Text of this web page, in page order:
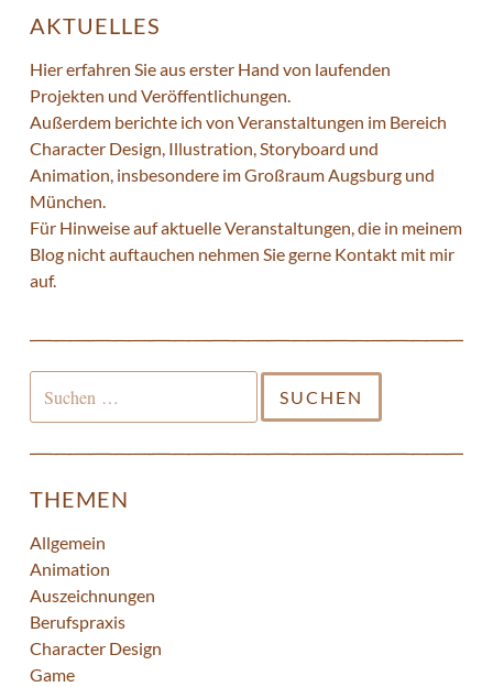
AKTUELLES
Hier erfahren Sie aus erster Hand von laufenden
Projekten und Veröffentlichungen.
Außerdem berichte ich von Veranstaltungen im Bereich
Character Design, Illustration, Storyboard und
Animation, insbesondere im Großraum Augsburg und
München.
Für Hinweise auf aktuelle Veranstaltungen, die in meinem
Blog nicht auftauchen nehmen Sie gerne Kontakt mit mir
auf.
nach:
THEMEN
Allgemein
Animation
Auszeichnungen
Berufspraxis
Character Design
Game